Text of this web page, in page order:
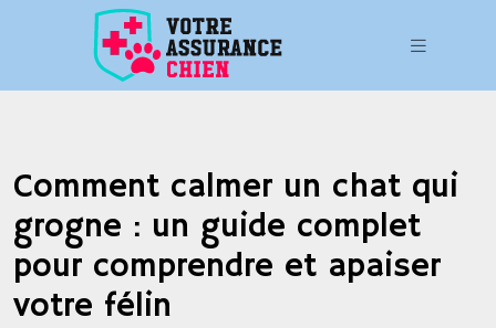
Comment calmer un chat qui
grogne : un guide complet
pour comprendre et apaiser
votre félin